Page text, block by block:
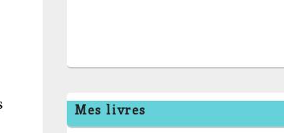
ressources
Mes livres